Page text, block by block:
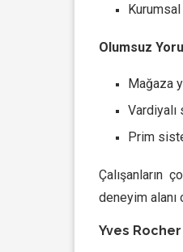
Olumsuz
Mağaza
Prim
Çalışanların
deneyim alanı
Yves